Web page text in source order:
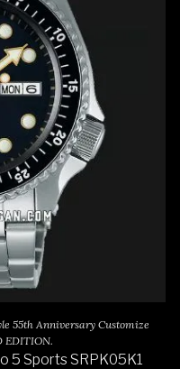
55th Anniversary Customize
EDITION.
5 Sports SRPK05K1